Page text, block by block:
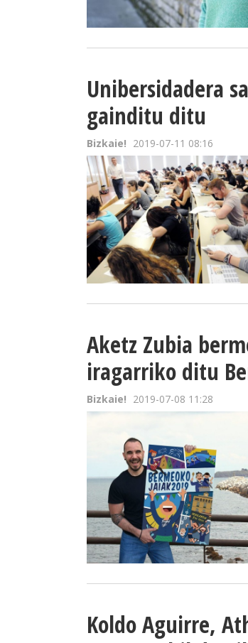
Unibersidadera
gainditu ditu
Bizkaie! 2019-07-11 08:16
Aketz Zubia
iragarriko ditu
Bizkaie! 2019-07-08 11:28
Koldo Aguirre,